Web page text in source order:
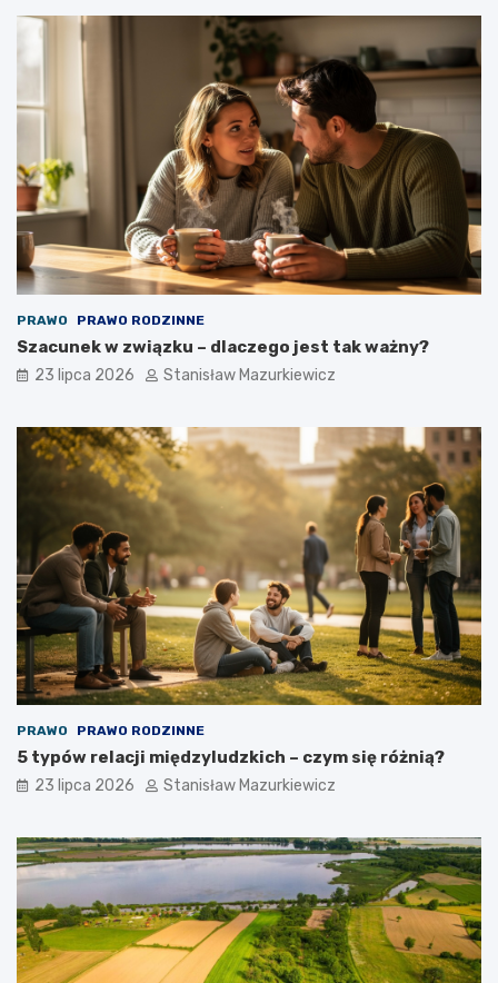
PRAWO PRAWO RODZINNE
Szacunek w związku – dlaczego jest tak ważny?
23 lipca 2026 Stanisław Mazurkiewicz
PRAWO PRAWO RODZINNE
5 typów relacji międzyludzkich – czym się różnią?
23 lipca 2026 Stanisław Mazurkiewicz